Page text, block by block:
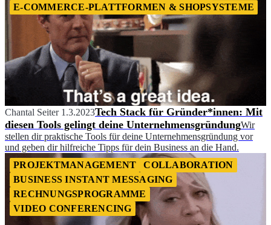
E-COMMERCE-PLATTFORMEN & SHOPSYSTEME
Chantal Seiter 1.3.2023Tech Stack für Gründer*innen: Mit
diesen Tools gelingt deine UnternehmensgründungWir
stellen dir praktische Tools für deine Unternehmensgründung vor
und geben dir hilfreiche Tipps für dein Business an die Hand.
PROJEKTMANAGEMENT
COLLABORATION
BUSINESS INSTANT MESSAGING
RECHNUNGSPROGRAMME
VIDEO CONFERENCING